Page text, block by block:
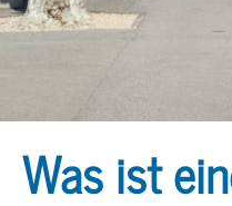
Was ist